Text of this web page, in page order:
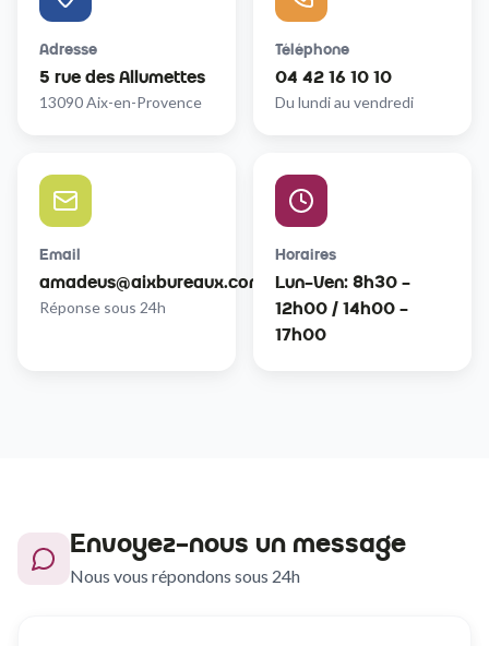
Adresse
5 rue des Allumettes
13090 Aix-en-Provence
Téléphone
04 42 16 10 10
Du lundi au vendredi
Email
amadeus@aixbureaux.com
Réponse sous 24h
Horaires
Lun-Ven: 8h30 -
12h00 / 14h00 -
17h00
Envoyez-nous un message
Nous vous répondons sous 24h